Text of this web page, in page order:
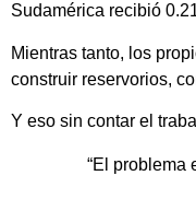
Sudamérica recibió
Mientras tanto, los
construir reservorios,
Y eso sin contar el
“El problema